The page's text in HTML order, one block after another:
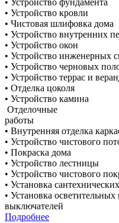
• Устройство фундамента
• Устройство кровли
• Чистовая шлифовка дома
• Устройство внутренних
• Устройство окон
• Устройство инженерных
• Устройство черновых
• Устройство террас и
• Отделка цоколя
• Устройство камина
Отделочные
работы
• Внутренняя отделка
• Устройство чистового
• Покраска дома
• Устройство лестницы
• Устройство чистового
• Установка
• Установка
выключателей
Подробнее